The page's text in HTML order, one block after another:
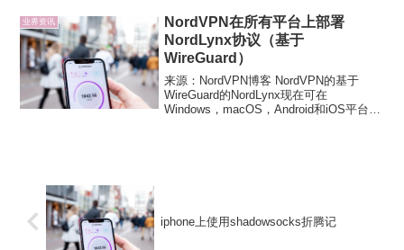
业界资讯
NordVPN在所有平台上部署
NordLynx协议（基于
WireGuard）
来源：NordVPN博客 NordVPN的基于
WireGuard的NordLynx现在可在
Windows，macOS，Android和iOS平台上
iphone上使用shadowsocks折腾记